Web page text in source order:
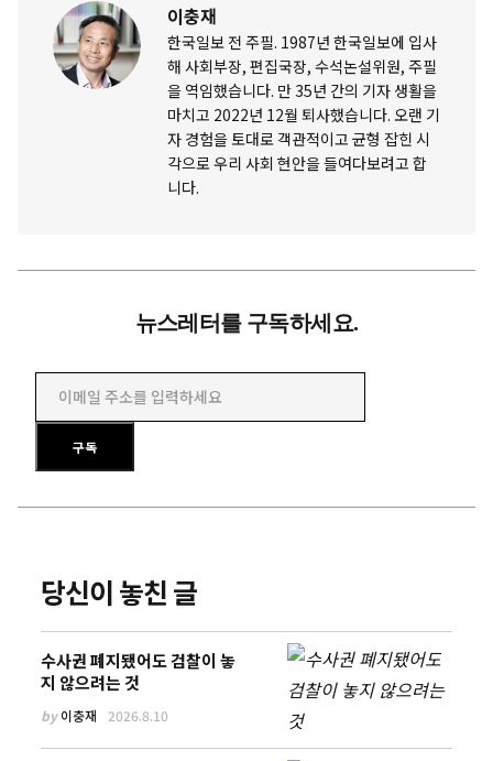
이충재
한국일보 전 주필. 1987년 한국일보에 입사
해 사회부장, 편집국장, 수석논설위원, 주필
을 역임했습니다. 만 35년 간의 기자 생활을
마치고 2022년 12월 퇴사했습니다. 오랜 기
자 경험을 토대로 객관적이고 균형 잡힌 시
각으로 우리 사회 현안을 들여다보려고 합
니다.
뉴스레터를 구독하세요.
이메일 주소를 입력하세요
구독
당신이 놓친 글
수사권 폐지됐어도 검찰이 놓
지 않으려는 것
by이충재 2026.8.10